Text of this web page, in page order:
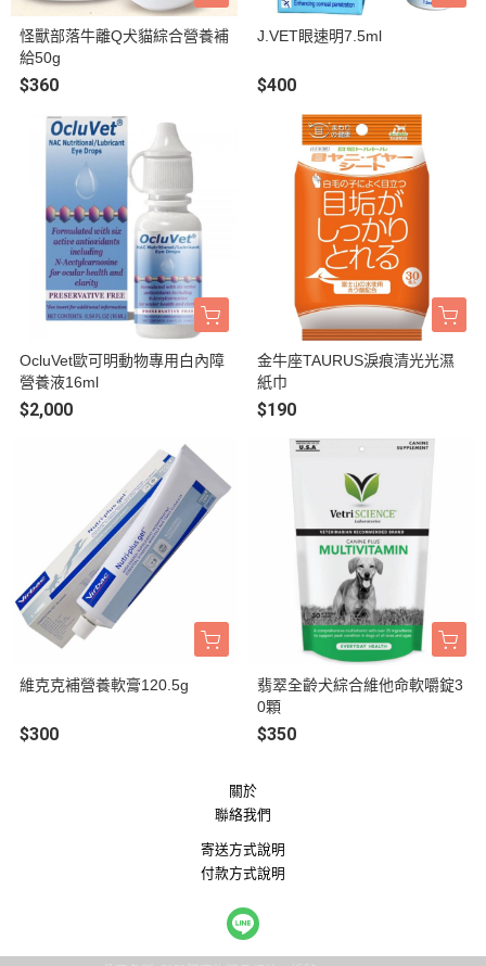
怪獸部落牛離Q犬貓綜合營養補
給50g
$360
J.VET眼速明7.5ml
$400
OcluVet歐可明動物專用白內障
營養液16ml
$2,000
金牛座TAURUS淚痕清光光濕
紙巾
$190
維克克補營養軟膏120.5g
$300
翡翠全齡犬綜合維他命軟嚼錠3
0顆
$350
關於
聯絡我們
寄送方式說明
付款方式說明